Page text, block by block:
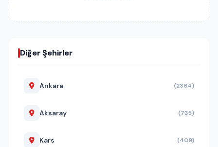
Diğer Şehirler
Ankara (2364)
Aksaray (735)
Kars (409)